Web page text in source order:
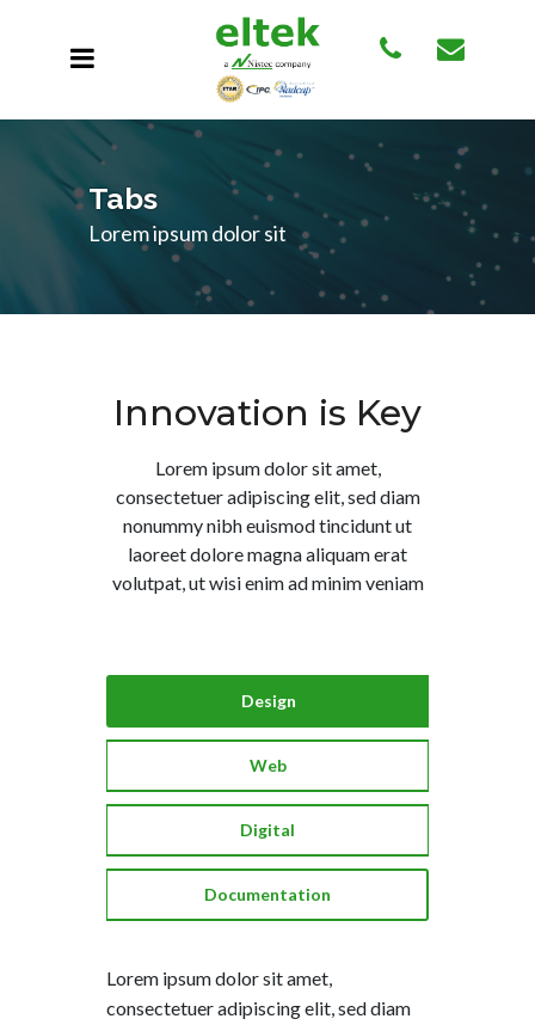
Tabs
Lorem ipsum dolor sit
Innovation is Key
Lorem ipsum dolor sit amet,
consectetuer adipiscing elit, sed diam
nonummy nibh euismod tincidunt ut
laoreet dolore magna aliquam erat
volutpat, ut wisi enim ad minim veniam
Design
Web
Digital
Documentation
Lorem ipsum dolor sit amet,
consectetuer adipiscing elit, sed diam